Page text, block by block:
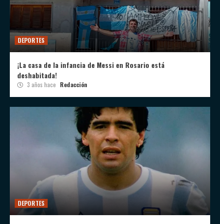
DEPORTES
¡La casa de la infancia de Messi en Rosario está
deshabitada!
3 años hace Redacción
DEPORTES